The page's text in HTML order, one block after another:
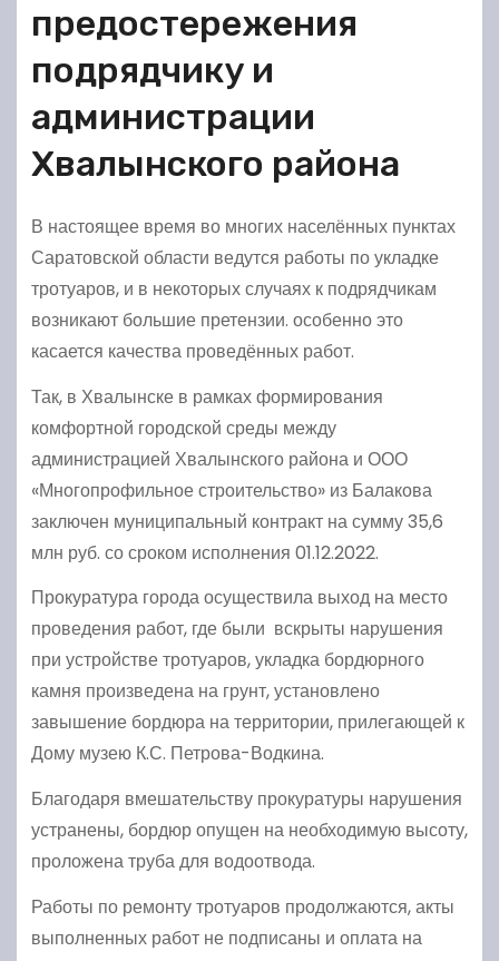
предостережения
подрядчику и
администрации
Хвалынского района
В настоящее время во многих населённых пунктах
Саратовской области ведутся работы по укладке
тротуаров, и в некоторых случаях к подрядчикам
возникают большие претензии. особенно это
касается качества проведённых работ.
Так, в Хвалынске в рамках формирования
комфортной городской среды между
администрацией Хвалынского района и ООО
«Многопрофильное строительство» из Балакова
заключен муниципальный контракт на сумму 35,6
млн руб. со сроком исполнения 01.12.2022.
Прокуратура города осуществила выход на место
проведения работ, где были вскрыты нарушения
при устройстве тротуаров, укладка бордюрного
камня произведена на грунт, установлено
завышение бордюра на территории, прилегающей к
Дому музею К.С. Петрова-Водкина.
Благодаря вмешательству прокуратуры нарушения
устранены, бордюр опущен на необходимую высоту,
проложена труба для водоотвода.
Работы по ремонту тротуаров продолжаются, акты
выполненных работ не подписаны и оплата на